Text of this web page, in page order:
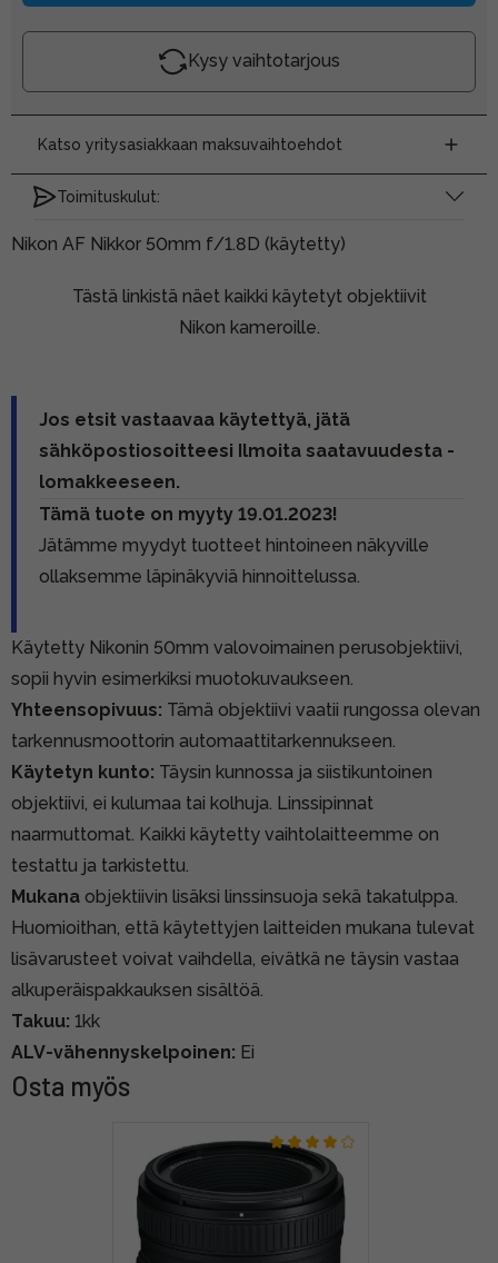
Kysy vaihtotarjous
Katso yritysasiakkaan maksuvaihtoehdot
Toimituskulut:
Nikon AF Nikkor 50mm f/1.8D (käytetty)
Tästä linkistä näet kaikki käytetyt objektiivit
Nikon kameroille.
Jos etsit vastaavaa käytettyä, jätä
sähköpostiosoitteesi Ilmoita saatavuudesta -
lomakkeeseen.
Tämä tuote on myyty 19.01.2023!
Jätämme myydyt tuotteet hintoineen näkyville
ollaksemme läpinäkyviä hinnoittelussa.
Käytetty Nikonin 50mm valovoimainen perusobjektiivi,
sopii hyvin esimerkiksi muotokuvaukseen.
Yhteensopivuus: Tämä objektiivi vaatii rungossa olevan
tarkennusmoottorin automaattitarkennukseen.
Käytetyn kunto: Täysin kunnossa ja siistikuntoinen
objektiivi, ei kulumaa tai kolhuja. Linssipinnat
naarmuttomat. Kaikki käytetty vaihtolaitteemme on
testattu ja tarkistettu.
Mukana objektiivin lisäksi linssinsuoja sekä takatulppa.
Huomioithan, että käytettyjen laitteiden mukana tulevat
lisävarusteet voivat vaihdella, eivätkä ne täysin vastaa
alkuperäispakkauksen sisältöä.
Takuu: 1kk
ALV-vähennyskelpoinen: Ei
Osta myös